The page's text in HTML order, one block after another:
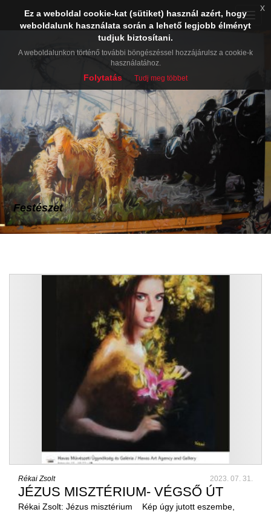
Toggle
Festészet
Rékai Zsolt 2023. 07. 31.
JÉZUS MISZTÉRIUM- VÉGSŐ ÚT
Rékai Zsolt: Jézus misztérium Kép úgy jutott eszembe,
Ez a weboldal cookie-kat (sütiket) használ azért, hogy
weboldalunk használata során a lehető legjobb élményt
tudjuk biztosítani.
A weboldalunkon történő további böngészéssel hozzájárulsz a cookie-k
használatához.
Folytatás Tudj meg többet
x